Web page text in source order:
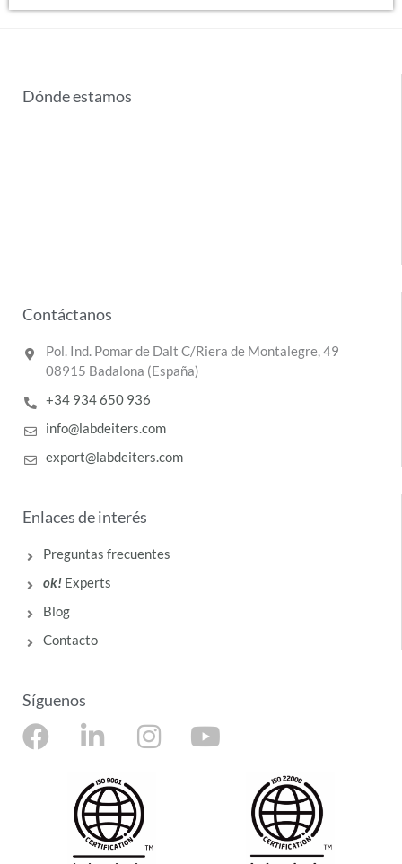
Dónde estamos
Contáctanos
Pol. Ind. Pomar de Dalt C/Riera de Montalegre, 49
08915 Badalona (España)
+34 934 650 936
info@labdeiters.com
export@labdeiters.com
Enlaces de interés
Preguntas frecuentes
ok!Experts
Blog
Contacto
Síguenos
F
L
n
k
e
I
a
Y